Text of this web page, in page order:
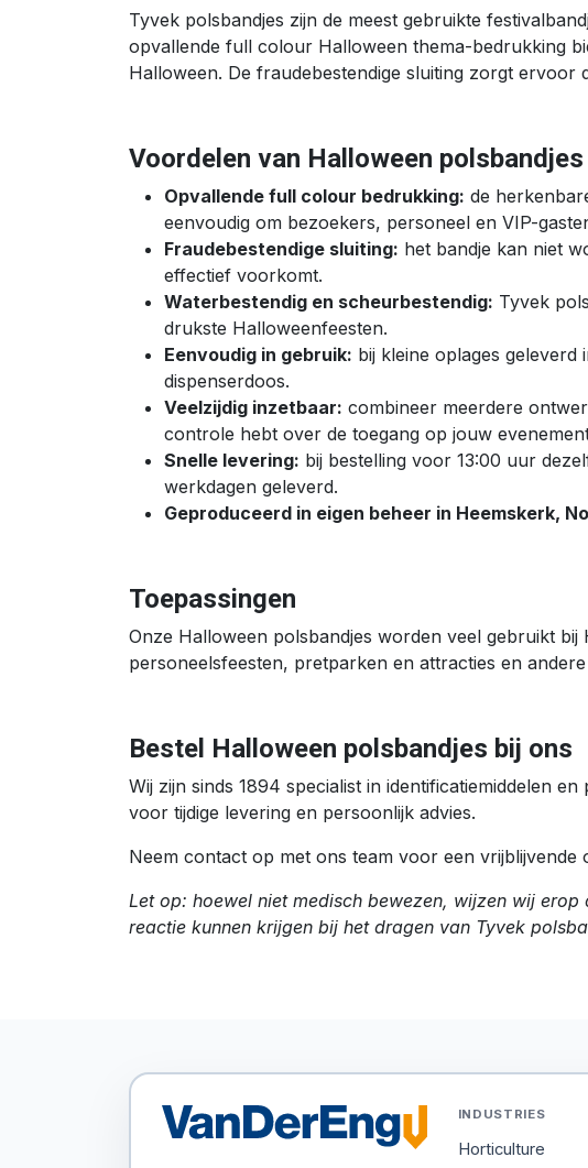
Tyvek polsbandjes zijn de meest gebruikte
opvallende full colour Halloween thema-bedrukking
Halloween. De fraudebestendige sluiting zorgt ervoor
Voordelen van Halloween
Opvallende full colour bedrukking: de
eenvoudig om bezoekers, personeel en VIP-
Fraudebestendige sluiting: het bandje kan niet
effectief voorkomt.
Waterbestendig en scheurbestendig: Tyvek
drukste Halloweenfeesten.
Eenvoudig in gebruik: bij kleine oplages
dispenserdoos.
Veelzijdig inzetbaar: combineer meerdere
controle hebt over de toegang op jouw
Snelle levering: bij bestelling voor 13:00 uur
werkdagen geleverd.
Geproduceerd in eigen beheer in Heemskerk,
Toepassingen
Onze Halloween polsbandjes worden veel gebruikt
personeelsfeesten, pretparken en attracties en
Bestel Halloween polsbandjes bij ons
Wij zijn sinds 1894 specialist in identificatiemiddelen
voor tijdige levering en persoonlijk advies.
Neem contact op met ons team voor een vrijblijvende
Let op: hoewel niet medisch bewezen, wijzen wij
reactie kunnen krijgen bij het dragen van Tyvek
INDUSTRIES
Horticulture